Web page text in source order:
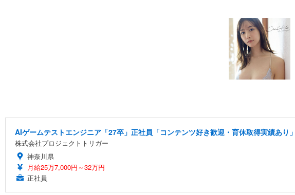
AIゲームテストエンジニア「27卒」正社員「コンテンツ好き歓迎・育休取得実績あり
株式会社プロジェクトトリガー
神奈川県
月給25万7,000円～32万円
正社員